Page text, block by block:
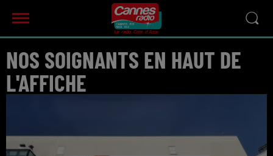
NOS SOIGNANTS EN HAUT DE
L'AFFICHE